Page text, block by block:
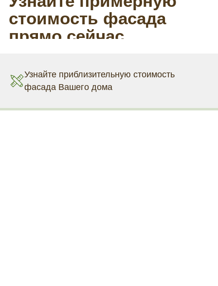
Узнайте приблизительную стоимость
фасада Вашего дома